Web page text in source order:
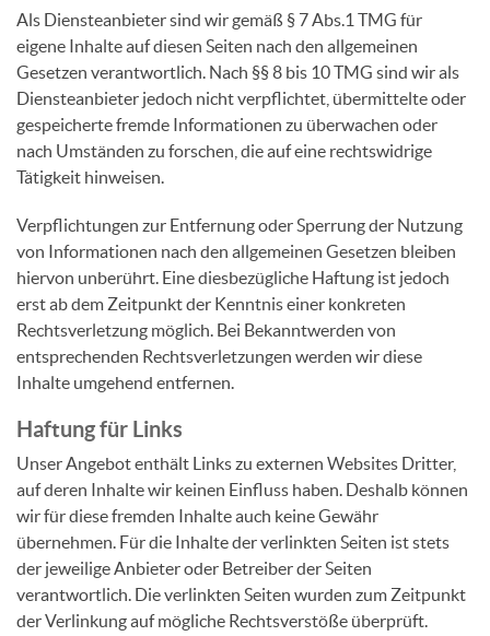
Als Diensteanbieter sind wir gemäß § 7 Abs.1 TMG für
eigene Inhalte auf diesen Seiten nach den allgemeinen
Gesetzen verantwortlich. Nach §§ 8 bis 10 TMG sind wir als
Diensteanbieter jedoch nicht verpflichtet, übermittelte oder
gespeicherte fremde Informationen zu überwachen oder
nach Umständen zu forschen, die auf eine rechtswidrige
Tätigkeit hinweisen.
Verpflichtungen zur Entfernung oder Sperrung der Nutzung
von Informationen nach den allgemeinen Gesetzen bleiben
hiervon unberührt. Eine diesbezügliche Haftung ist jedoch
erst ab dem Zeitpunkt der Kenntnis einer konkreten
Rechtsverletzung möglich. Bei Bekanntwerden von
entsprechenden Rechtsverletzungen werden wir diese
Inhalte umgehend entfernen.
Haftung für Links
Unser Angebot enthält Links zu externen Websites Dritter,
auf deren Inhalte wir keinen Einfluss haben. Deshalb können
wir für diese fremden Inhalte auch keine Gewähr
übernehmen. Für die Inhalte der verlinkten Seiten ist stets
der jeweilige Anbieter oder Betreiber der Seiten
verantwortlich. Die verlinkten Seiten wurden zum Zeitpunkt
der Verlinkung auf mögliche Rechtsverstöße überprüft.